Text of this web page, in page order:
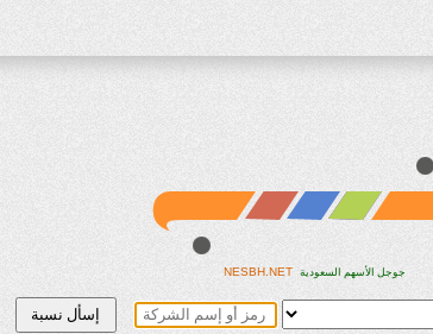
NESBH.NET جوجل الأسهم السعودية